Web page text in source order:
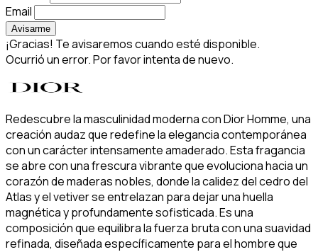
Email
Avisarme
¡Gracias! Te avisaremos cuando esté disponible.
Ocurrió un error. Por favor intenta de nuevo.
Redescubre la masculinidad moderna con Dior Homme, una
creación audaz que redefine la elegancia contemporánea
con un carácter intensamente amaderado. Esta fragancia
se abre con una frescura vibrante que evoluciona hacia un
corazón de maderas nobles, donde la calidez del cedro del
Atlas y el vetiver se entrelazan para dejar una huella
magnética y profundamente sofisticada. Es una
composición que equilibra la fuerza bruta con una suavidad
refinada, diseñada específicamente para el hombre que